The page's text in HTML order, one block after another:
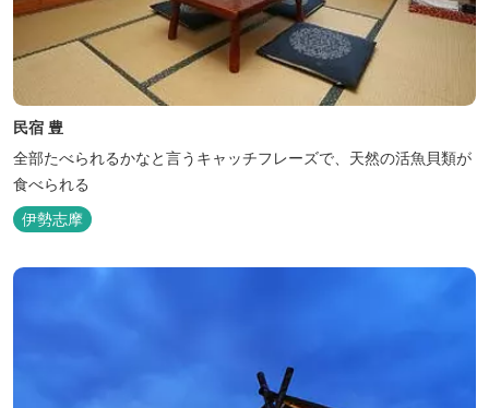
民宿 豊
全部たべられるかなと言うキャッチフレーズで、天然の活魚貝類が
食べられる
伊勢志摩